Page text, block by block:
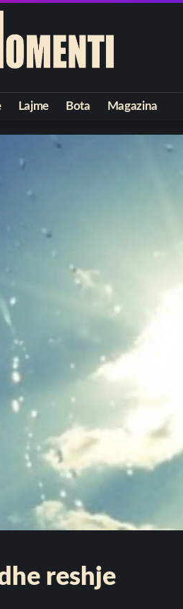
Lajme Bota Magazina
reshje